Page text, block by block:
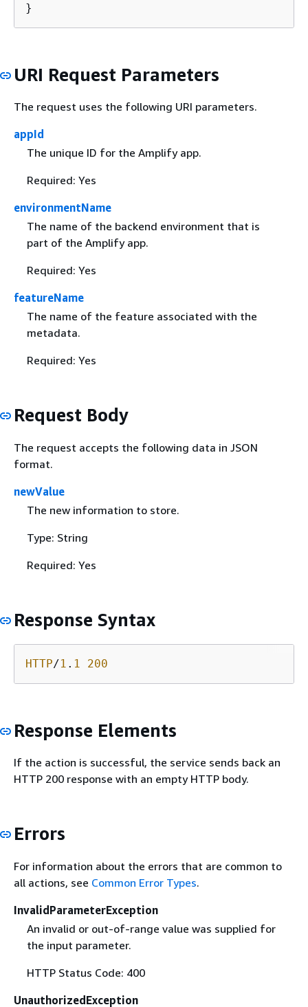
}
URI Request Parameters
The request uses the following URI parameters.
appId
The unique ID for the Amplify app.
Required: Yes
environmentName
The name of the backend environment that is
part of the Amplify app.
Required: Yes
featureName
The name of the feature associated with the
metadata.
Required: Yes
Request Body
The request accepts the following data in JSON
format.
newValue
The new information to store.
Type: String
Required: Yes
Response Syntax
HTTP/1 . 1 200
Response Elements
If the action is successful, the service sends back an
HTTP 200 response with an empty HTTP body.
Errors
For information about the errors that are common to
all actions, see Common Error Types.
InvalidParameterException
An invalid or out-of-range value was supplied for
the input parameter.
HTTP Status Code: 400
UnauthorizedException